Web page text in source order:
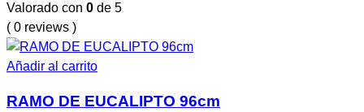
Valorado con 0 de 5
( 0 reviews )
Añadir al carrito
RAMO DE EUCALIPTO 96cm